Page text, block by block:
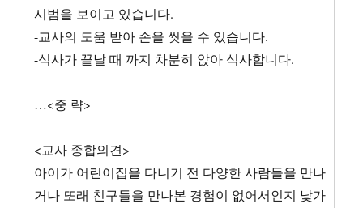
시범을 보이고 있습니다.
-교사의 도움 받아 손을 씻을 수 있습니다.
-식사가 끝날 때 까지 차분히 앉아 식사합니다.
…<중 략>
<교사 종합의견>
아이가 어린이집을 다니기 전 다양한 사람들을 만나
거나 또래 친구들을 만나본 경험이 없어서인지 낯가